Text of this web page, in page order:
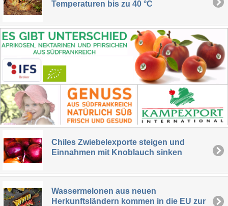
Temperaturen bis zu 40 °C
Chiles Zwiebelexporte steigen und
Einnahmen mit Knoblauch sinken
Wassermelonen aus neuen
Herkunftsländern kommen in die EU zur